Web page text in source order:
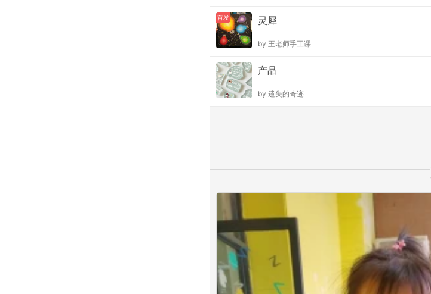
首发 灵犀
by 王老师手工课
产品
by 遗失的奇迹